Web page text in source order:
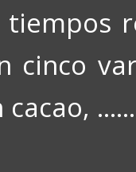
tiempos
cinco